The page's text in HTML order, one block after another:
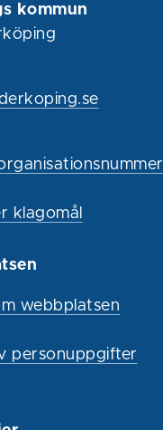
kommun
klagomål
webbplatsen
personuppgifter